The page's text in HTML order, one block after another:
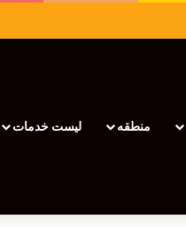
منطقه لیست خدمات